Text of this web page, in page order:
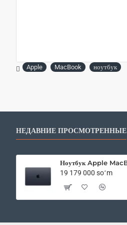
Apple MacBook ноутбук
НЕДАВНИЕ ПРОСМОТРЕННЫЕ
19 179 000 soʻm